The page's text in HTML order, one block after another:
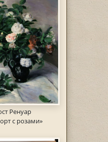
Ренуар
с розами»